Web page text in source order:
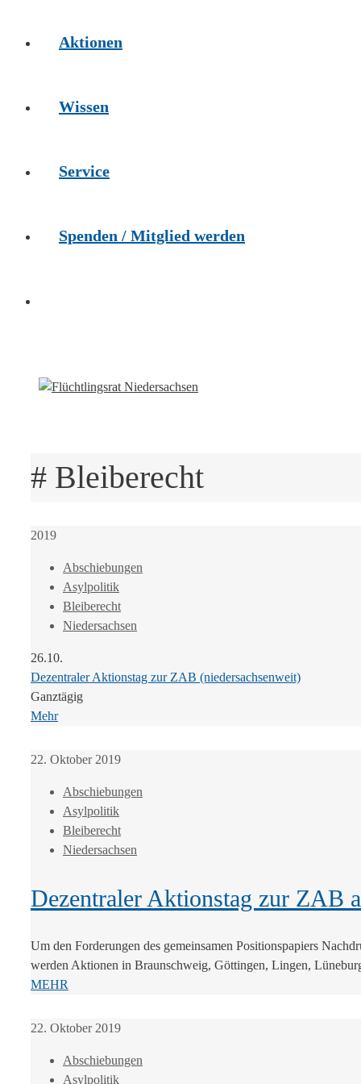
Aktionen
Wissen
Service
Spenden / Mitglied werden
# Bleiberecht
2019
Abschiebungen
Asylpolitik
Bleiberecht
Niedersachsen
26.10.
Dezentraler Aktionstag zur ZAB (niedersachsenweit)
Ganztägig
Mehr
22. Oktober 2019
Abschiebungen
Asylpolitik
Bleiberecht
Niedersachsen
Dezentraler Aktionstag zur ZAB
Um den Forderungen des gemeinsamen Positionspapiers
werden Aktionen in Braunschweig, Göttingen, Lingen,
MEHR
22. Oktober 2019
Abschiebungen
Asylpolitik